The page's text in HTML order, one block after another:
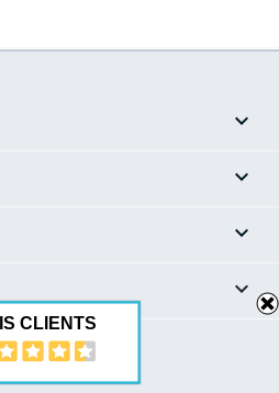



keyboard_arrow_down
CLIENTS